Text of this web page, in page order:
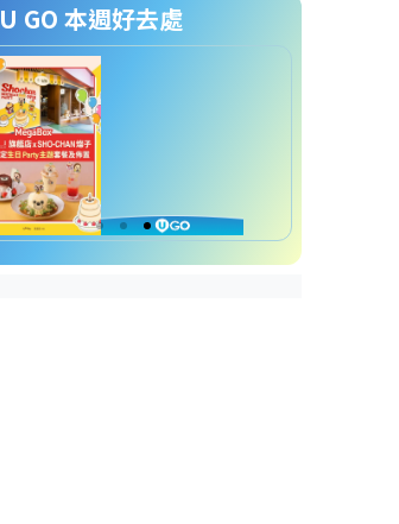
U GO 本週好去處